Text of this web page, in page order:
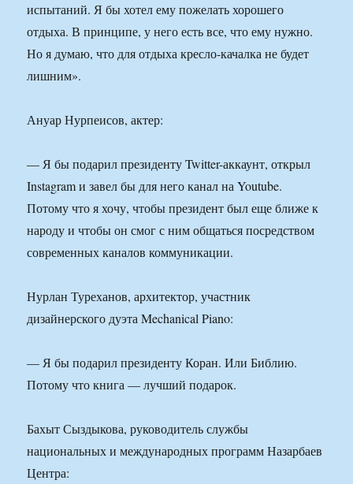
испытаний. Я бы хотел ему пожелать хорошего
отдыха. В принципе, у него есть все, что ему нужно.
Но я думаю, что для отдыха кресло-качалка не будет
лишним».
Ануар Нурпеисов, актер:
— Я бы подарил президенту Twitter-аккаунт, открыл
Instagram и завел бы для него канал на Youtube.
Потому что я хочу, чтобы президент был еще ближе к
народу и чтобы он смог с ним общаться посредством
современных каналов коммуникации.
Нурлан Туреханов, архитектор, участник
дизайнерского дуэта Mechanical Piano:
— Я бы подарил президенту Коран. Или Библию.
Потому что книга — лучший подарок.
Бахыт Сыздыкова, руководитель службы
национальных и международных программ Назарбаев
Центра: